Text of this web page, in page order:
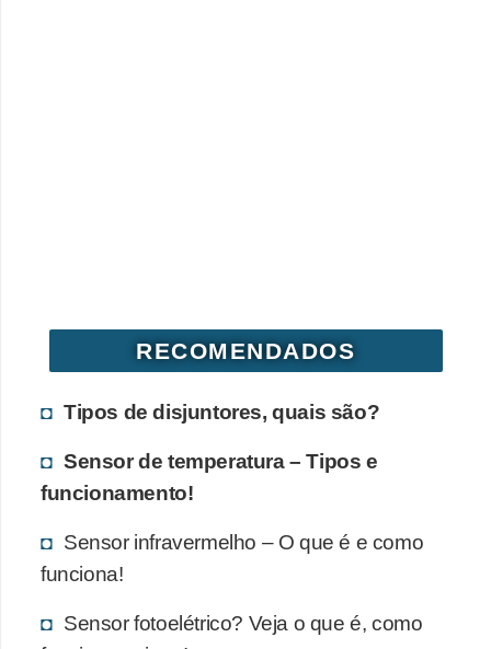
RECOMENDADOS
Tipos de disjuntores, quais são?
Sensor de temperatura – Tipos e
funcionamento!
Sensor infravermelho – O que é e como
funciona!
Sensor fotoelétrico? Veja o que é, como